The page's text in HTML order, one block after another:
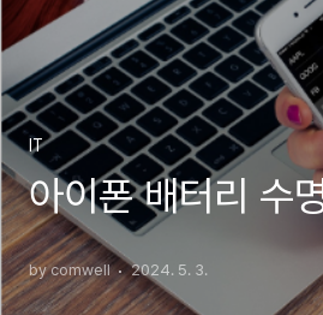
IT
아이폰 배터리 수
by comwell 2024. 5. 3.